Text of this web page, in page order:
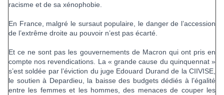
racisme et de sa xénophobie.
En France, malgré le sursaut populaire, le danger de l’accession
de l’extrême droite au pouvoir n’est pas écarté.
Et ce ne sont pas les gouvernements de Macron qui ont pris en
compte nos revendications. La « grande cause du quinquennat »
s’est soldée par l’éviction du juge Edouard Durand de la CIIVISE,
le soutien à Depardieu, la baisse des budgets dédiés à l’égalité
entre les femmes et les hommes, des menaces de couper les